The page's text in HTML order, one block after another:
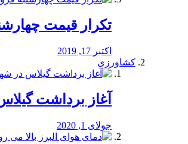
تکرار قیمت چهارشنبه
اکتبر 17, 2019
کشاورزی
آغاز برداشت
جولای 1, 2020